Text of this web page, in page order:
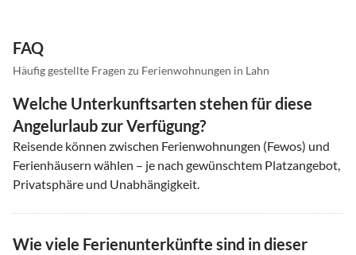
FAQ
Häufig gestellte Fragen zu Ferienwohnungen in Lahn
Welche Unterkunftsarten stehen für diese
Angelurlaub zur Verfügung?
Reisende können zwischen Ferienwohnungen (Fewos) und
Ferienhäusern wählen – je nach gewünschtem Platzangebot,
Privatsphäre und Unabhängigkeit.
Wie viele Ferienunterkünfte sind in dieser